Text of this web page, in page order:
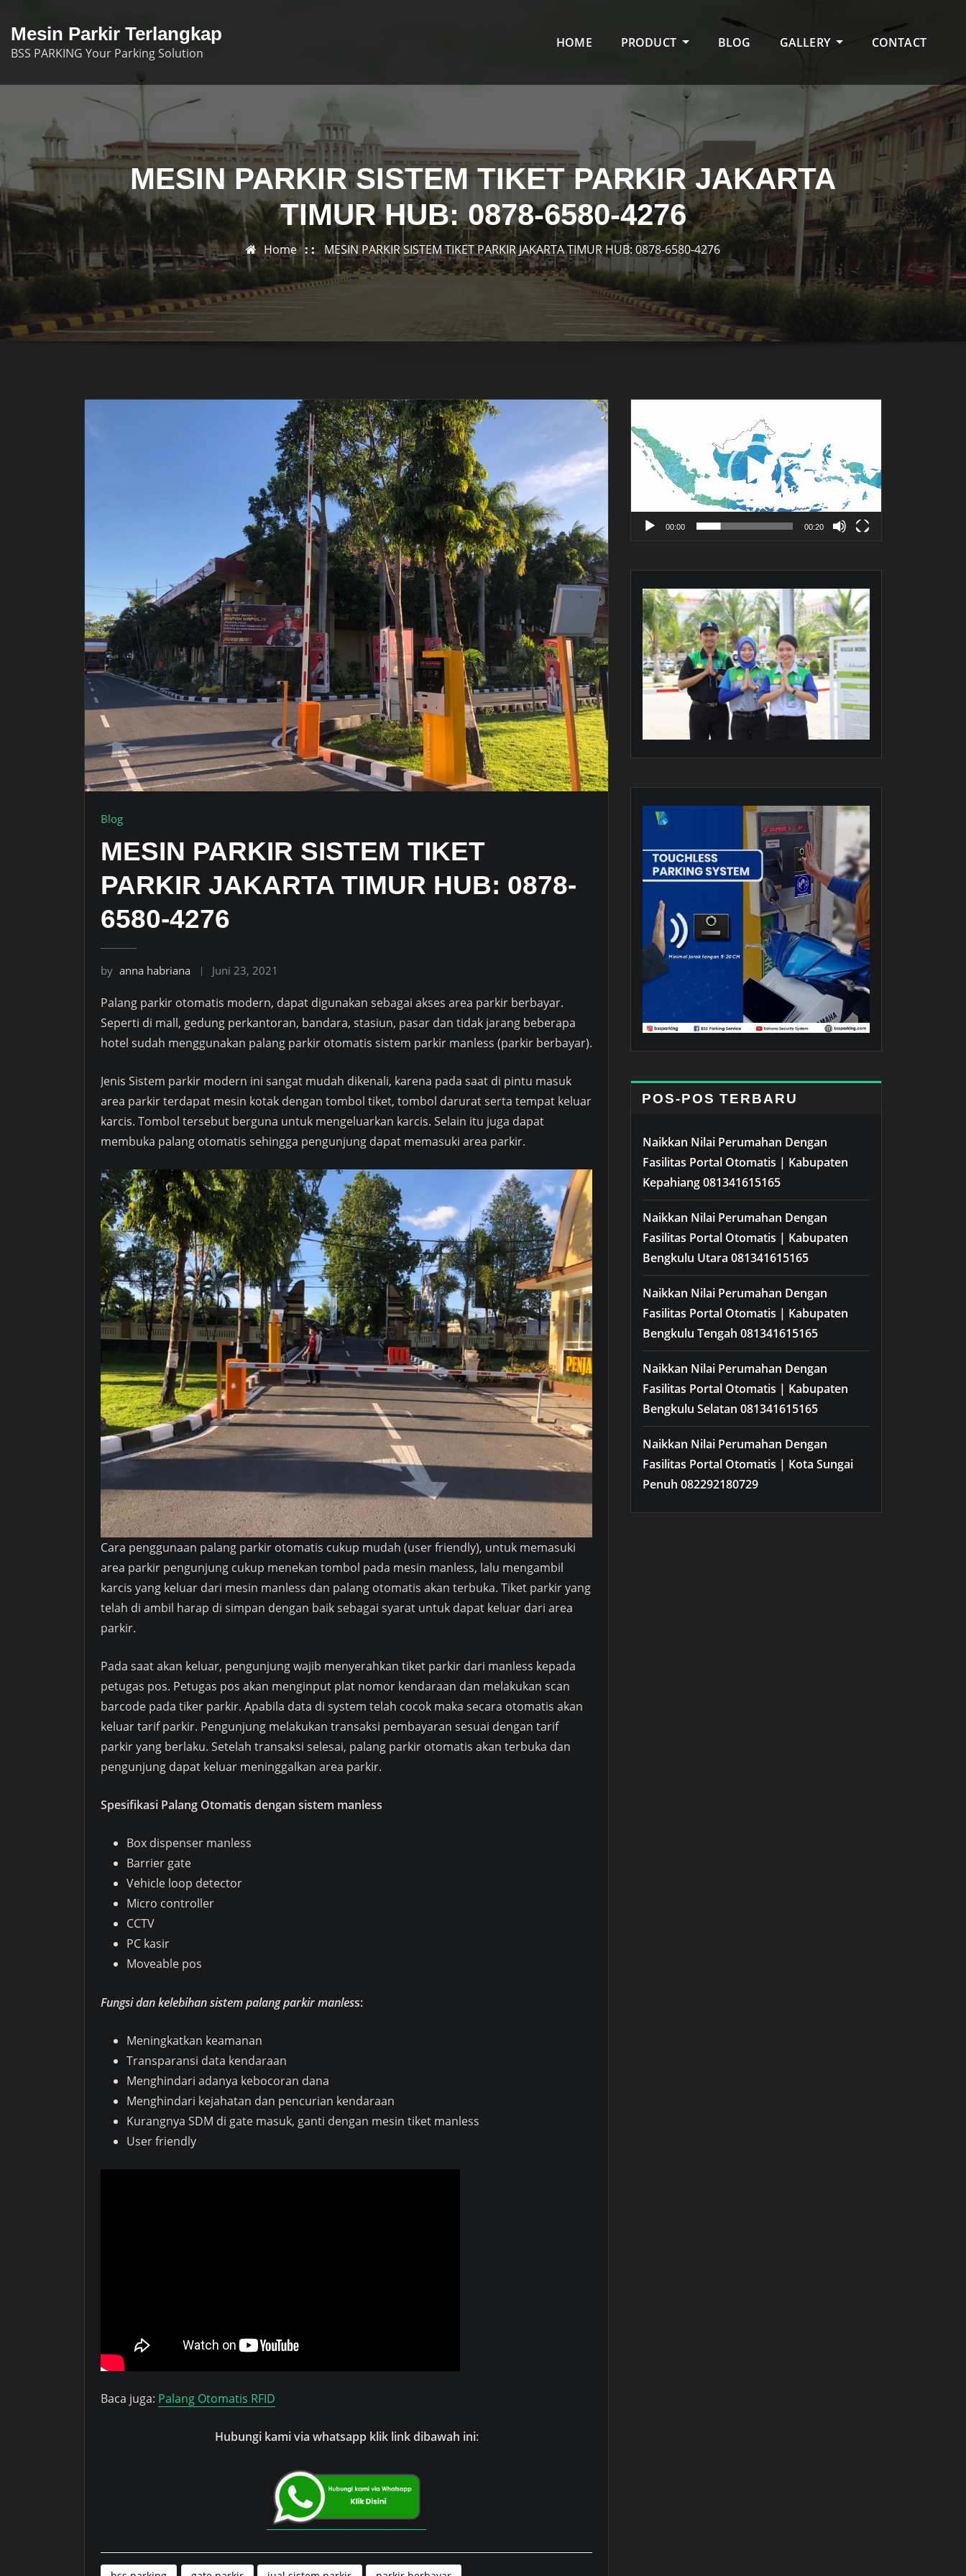
content
Mesin Parkir Terlangkap
BSS PARKING Your Parking Solution
HOME PRODUCT BLOG GALLERY CONTACT
MESIN PARKIR SISTEM TIKET PARKIR JAKARTA
TIMUR HUB: 0878-6580-4276
Home MESIN PARKIR SISTEM TIKET PARKIR JAKARTA TIMUR HUB: 0878-6580-4276
Blog
MESIN PARKIR SISTEM TIKET
PARKIR JAKARTA TIMUR HUB: 0878-
6580-4276
by anna habriana Juni 23, 2021
Palang parkir otomatis modern, dapat digunakan sebagai akses area parkir berbayar.
Seperti di mall, gedung perkantoran, bandara, stasiun, pasar dan tidak jarang beberapa
hotel sudah menggunakan palang parkir otomatis sistem parkir manless (parkir berbayar).
Jenis Sistem parkir modern ini sangat mudah dikenali, karena pada saat di pintu masuk
area parkir terdapat mesin kotak dengan tombol tiket, tombol darurat serta tempat keluar
karcis. Tombol tersebut berguna untuk mengeluarkan karcis. Selain itu juga dapat
membuka palang otomatis sehingga pengunjung dapat memasuki area parkir.
Cara penggunaan palang parkir otomatis cukup mudah (user friendly), untuk memasuki
area parkir pengunjung cukup menekan tombol pada mesin manless, lalu mengambil
karcis yang keluar dari mesin manless dan palang otomatis akan terbuka. Tiket parkir yang
telah di ambil harap di simpan dengan baik sebagai syarat untuk dapat keluar dari area
parkir.
Pada saat akan keluar, pengunjung wajib menyerahkan tiket parkir dari manless kepada
petugas pos. Petugas pos akan menginput plat nomor kendaraan dan melakukan scan
barcode pada tiker parkir. Apabila data di system telah cocok maka secara otomatis akan
keluar tarif parkir. Pengunjung melakukan transaksi pembayaran sesuai dengan tarif
parkir yang berlaku. Setelah transaksi selesai, palang parkir otomatis akan terbuka dan
pengunjung dapat keluar meninggalkan area parkir.
Spesifikasi Palang Otomatis dengan sistem manless
Box dispenser manless
Barrier gate
Vehicle loop detector
Micro controller
CCTV
PC kasir
Moveable pos
Fungsi dan kelebihan sistem palang parkir manless:
Meningkatkan keamanan
Transparansi data kendaraan
Menghindari adanya kebocoran dana
Menghindari kejahatan dan pencurian kendaraan
Kurangnya SDM di gate masuk, ganti dengan mesin tiket manless
User friendly
Baca juga: Palang Otomatis RFID
Hubungi kami via whatsapp klik link dibawah ini:
Video
00:00 00:20
POS-POS TERBARU
Naikkan Nilai Perumahan Dengan
Fasilitas Portal Otomatis | Kabupaten
Kepahiang 081341615165
Naikkan Nilai Perumahan Dengan
Fasilitas Portal Otomatis | Kabupaten
Bengkulu Utara 081341615165
Naikkan Nilai Perumahan Dengan
Fasilitas Portal Otomatis | Kabupaten
Bengkulu Tengah 081341615165
Naikkan Nilai Perumahan Dengan
Fasilitas Portal Otomatis | Kabupaten
Bengkulu Selatan 081341615165
Naikkan Nilai Perumahan Dengan
Fasilitas Portal Otomatis | Kota Sungai
Penuh 082292180729